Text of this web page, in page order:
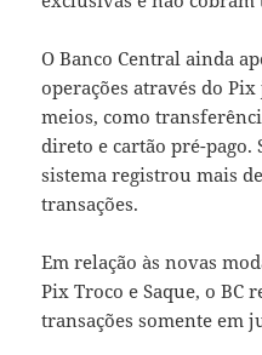
O Banco Central ainda
operações através do
meios, como
direto e cartão pré-pago.
sistema registrou mais
transações.
Em relação às novas
Pix Troco e Saque, o BC
transações somente em